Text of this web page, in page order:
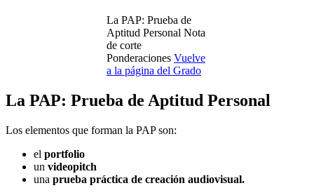
La PAP: Prueba de
Aptitud Personal Nota
de corte
Ponderaciones Vuelve
a la página del Grado
La PAP: Prueba de Aptitud Personal
Los elementos que forman la PAP son:
el portfolio
un videopitch
una prueba práctica de creación audiovisual.